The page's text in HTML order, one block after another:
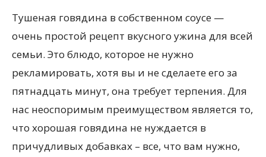
Тушеная говядина в собственном соусе —
очень простой рецепт вкусного ужина для всей
семьи. Это блюдо, которое не нужно
рекламировать, хотя вы и не сделаете его за
пятнадцать минут, она требует терпения. Для
нас неоспоримым преимуществом является то,
что хорошая говядина не нуждается в
причудливых добавках – все, что вам нужно,